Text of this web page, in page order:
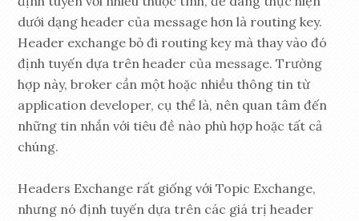
dưới dạng header của message hơn là routing key.
Header exchange bỏ đi routing key mà thay vào đó
định tuyến dựa trên header của message. Trường
hợp này, broker cần một hoặc nhiều thông tin từ
application developer, cụ thể là, nên quan tâm đến
những tin nhắn với tiêu đề nào phù hợp hoặc tất cả
chúng.
Headers Exchange rất giống với Topic Exchange,
nhưng nó định tuyến dựa trên các giá trị header